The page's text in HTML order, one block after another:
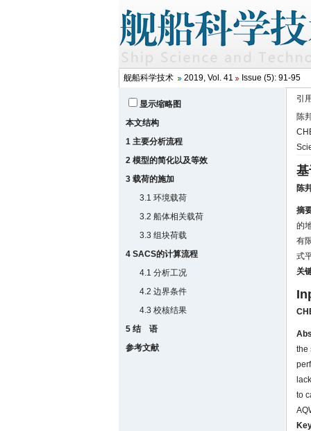
舰船科学技术 2019, Vol. 41 Issue (5): 91-95
显示缩略图
本文结构
1 主要分析流程
2 模型的简化以及等效
3 载荷的施加
3.1 环境载荷
3.2 船体相关载荷
3.3 组块荷载
4 SACS的计算流程
4.1 分析工况
4.2 边界条件
4.3 校核结果
5 结 语
参考文献
引
陈
陈
摘
的
有
式
关
the
to